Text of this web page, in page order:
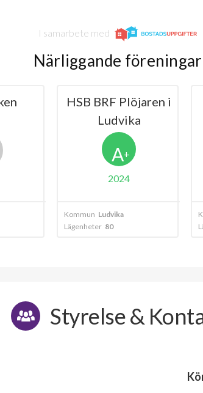
I samarbete med
Närliggande föreningar
HSB BRF Plöjaren i
Ludvika
A+
2024
Kommun Ludvika
Lägenheter 80
Styrelse &